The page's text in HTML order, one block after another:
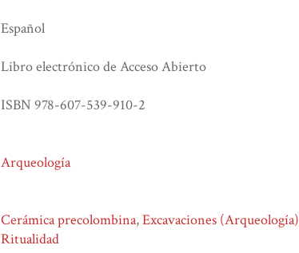
Español
Libro electrónico de Acceso Abierto
ISBN 978-607-539-910-2
Arqueología
Cerámica precolombina,Excavaciones (Arqueología)
Ritualidad